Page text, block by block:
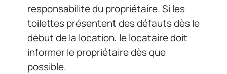
responsabilité du propriétaire. Si les
toilettes présentent des défauts dès le
début de la location, le locataire doit
informer le propriétaire dès que
possible.